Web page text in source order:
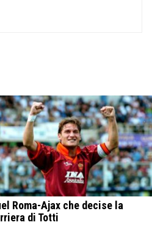
Roma-Ajax che decise la
di Totti